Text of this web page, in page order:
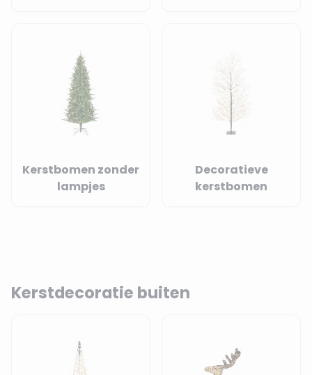
Kerstbomen zonder
lampjes
Decoratieve
kerstbomen
Kerstdecoratie buiten